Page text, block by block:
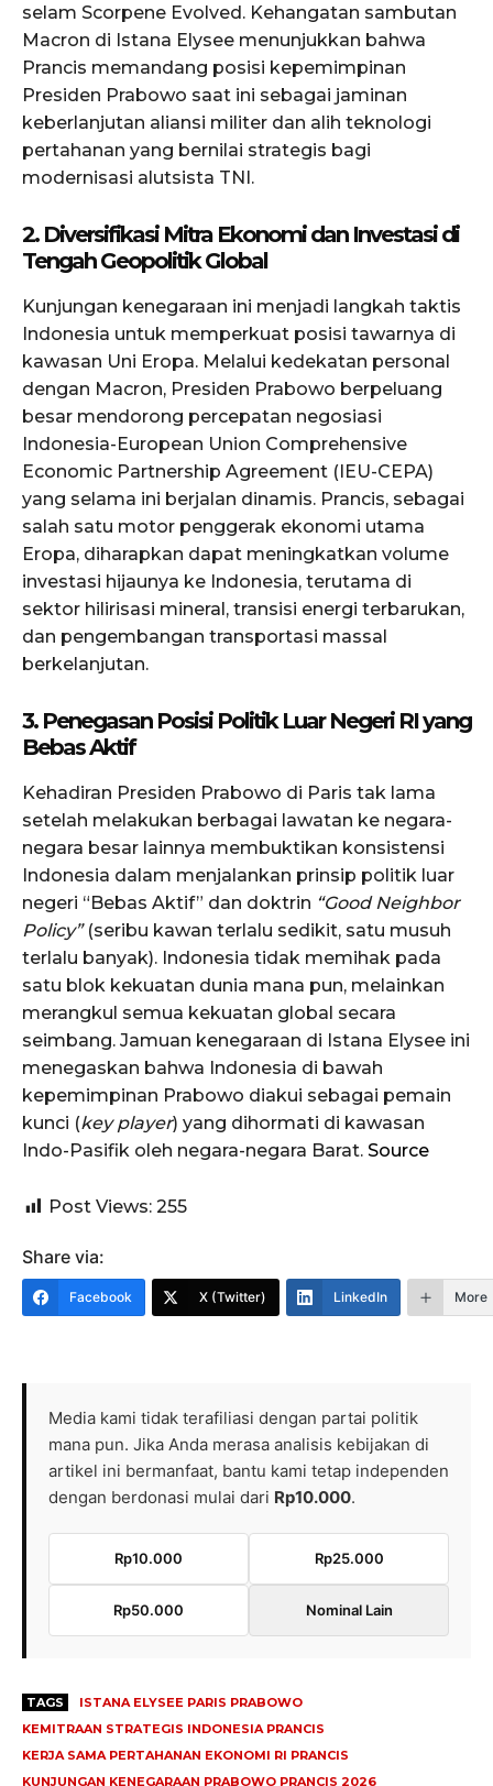
selam Scorpene Evolved. Kehangatan sambutan
Macron di Istana Elysee menunjukkan bahwa
Prancis memandang posisi kepemimpinan
Presiden Prabowo saat ini sebagai jaminan
keberlanjutan aliansi militer dan alih teknologi
pertahanan yang bernilai strategis bagi
modernisasi alutsista TNI.
2. Diversifikasi Mitra Ekonomi dan Investasi di
Tengah Geopolitik Global
Kunjungan kenegaraan ini menjadi langkah taktis
Indonesia untuk memperkuat posisi tawarnya di
kawasan Uni Eropa. Melalui kedekatan personal
dengan Macron, Presiden Prabowo berpeluang
besar mendorong percepatan negosiasi
Indonesia-European Union Comprehensive
Economic Partnership Agreement (IEU-CEPA)
yang selama ini berjalan dinamis. Prancis, sebagai
salah satu motor penggerak ekonomi utama
Eropa, diharapkan dapat meningkatkan volume
investasi hijaunya ke Indonesia, terutama di
sektor hilirisasi mineral, transisi energi terbarukan,
dan pengembangan transportasi massal
berkelanjutan.
3. Penegasan Posisi Politik Luar Negeri RI yang
Bebas Aktif
Kehadiran Presiden Prabowo di Paris tak lama
setelah melakukan berbagai lawatan ke negara-
negara besar lainnya membuktikan konsistensi
Indonesia dalam menjalankan prinsip politik luar
negeri “Bebas Aktif” dan doktrin “Good Neighbor
Policy”(seribu kawan terlalu sedikit, satu musuh
terlalu banyak). Indonesia tidak memihak pada
satu blok kekuatan dunia mana pun, melainkan
merangkul semua kekuatan global secara
seimbang. Jamuan kenegaraan di Istana Elysee ini
menegaskan bahwa Indonesia di bawah
kepemimpinan Prabowo diakui sebagai pemain
kunci (key player) yang dihormati di kawasan
Indo-Pasifik oleh negara-negara Barat. Source
Post Views: 255
Share via:
Facebook X (Twitter) LinkedIn More
Media kami tidak terafiliasi dengan partai politik
mana pun. Jika Anda merasa analisis kebijakan di
artikel ini bermanfaat, bantu kami tetap independen
dengan berdonasi mulai dari Rp10.000.
Rp10.000 Rp25.000
Rp50.000 Nominal Lain
TAGS
ISTANA ELYSEE PARIS PRABOWO
KEMITRAAN STRATEGIS INDONESIA PRANCIS
KERJA SAMA PERTAHANAN EKONOMI RI PRANCIS
KUNJUNGAN KENEGARAAN PRABOWO PRANCIS 2026